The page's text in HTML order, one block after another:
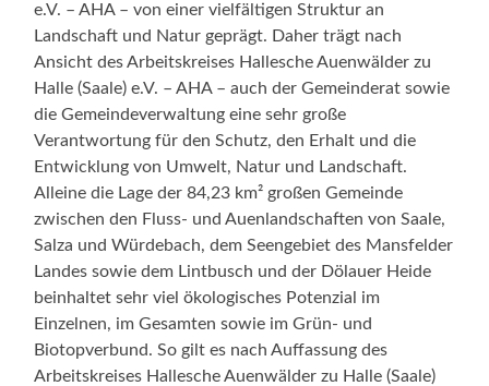
e.V. – AHA – von einer vielfältigen Struktur an
Landschaft und Natur geprägt. Daher trägt nach
Ansicht des Arbeitskreises Hallesche Auenwälder zu
Halle (Saale) e.V. – AHA – auch der Gemeinderat sowie
die Gemeindeverwaltung eine sehr große
Verantwortung für den Schutz, den Erhalt und die
Entwicklung von Umwelt, Natur und Landschaft.
Alleine die Lage der 84,23 km² großen Gemeinde
zwischen den Fluss- und Auenlandschaften von Saale,
Salza und Würdebach, dem Seengebiet des Mansfelder
Landes sowie dem Lintbusch und der Dölauer Heide
beinhaltet sehr viel ökologisches Potenzial im
Einzelnen, im Gesamten sowie im Grün- und
Biotopverbund. So gilt es nach Auffassung des
Arbeitskreises Hallesche Auenwälder zu Halle (Saale)